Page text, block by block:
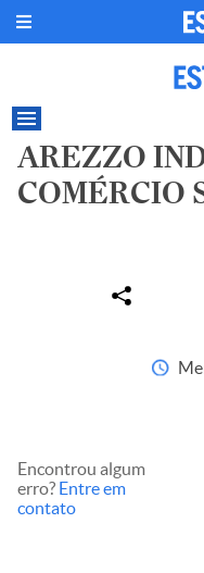
AREZZO
COMÉRCIO
Encontrou algum
erro? Entre em
contato